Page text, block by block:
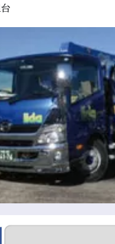
台